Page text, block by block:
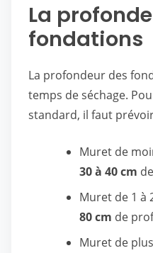
La
fondations
La profondeur des
temps de séchage.
standard, il faut
Muret de
30 à 40 cm
Muret de 1 à
80 cm de
Muret de